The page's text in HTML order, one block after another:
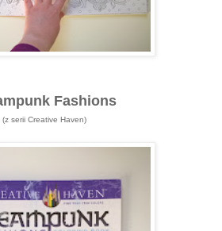
Fashions
(z serii Creative Haven)